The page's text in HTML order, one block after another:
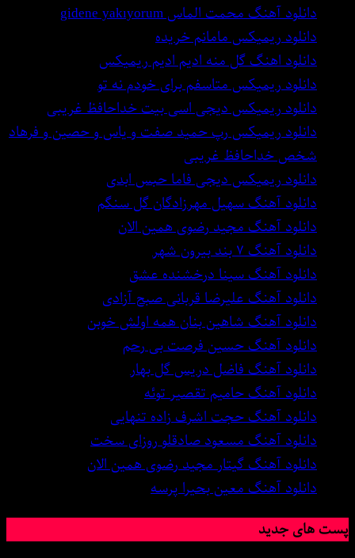
دانلود آهنگ محمت الماس gidene yakıyorum
دانلود ریمیکس مامانم خریده
دانلود اهنگ گل منه ادیم ادیم ریمیکس
دانلود ریمیکس متاسفم برای خودم نه تو
دانلود ریمیکس دیجی اسی بیت خداحافظ غریبی
دانلود ریمیکس رپ حمید صفت و یاس و حصین و فرهاد
شخص خداحافظ غریبی
دانلود ریمیکس دیجی فاما حبس ابدی
دانلود آهنگ سهیل مهرزادگان گل سنگم
دانلود آهنگ مجید رضوی همین الان
دانلود آهنگ ۷ بند بیرون شهر
دانلود آهنگ سینا درخشنده عشق
دانلود آهنگ علیرضا قربانی صبح آزادی
دانلود آهنگ شاهین بنان همه اولش خوبن
دانلود آهنگ حسین فرصت بی رحم
دانلود آهنگ فاضل دریس گل بهار
دانلود آهنگ حامیم تقصیر توئه
دانلود آهنگ حجت اشرف زاده تنهایی
دانلود آهنگ مسعود صادقلو روزای سخت
دانلود آهنگ گیتار مجید رضوی همین الان
دانلود آهنگ معین بحیرا پرسه
پست های جدید